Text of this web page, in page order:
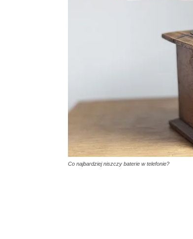
Co najbardziej niszczy baterie w telefonie?